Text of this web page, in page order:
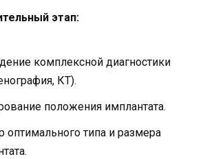
этап:
комплексной диагностики
КТ).
положения имплантата.
оптимального типа и размера